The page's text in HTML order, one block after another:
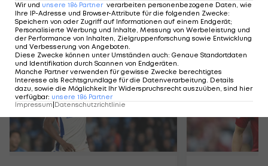
Mehr zum Thema
Wir und unsere 186 Partner verarbeiten personenbezogene Daten, wie
Ihre IP-Adresse und Browser-Attribute für die folgenden Zwecke:
Speichern von oder Zugriff auf Informationen auf einem Endgerät;
Personalisierte Werbung und Inhalte, Messung von Werbeleistung und
der Performance von Inhalten, Zielgruppenforschung sowie Entwicklung
und Verbesserung von Angeboten.
Diese Zwecke können unter Umständen auch: Genaue Standortdaten
und Identifikation durch Scannen von Endgeräten.
Manche Partner verwenden für gewisse Zwecke berechtigtes
Interesse als Rechtsgrundlage für die Datenverarbeitung. Details
dazu, sowie die Möglichkeit Ihr Widerspruchsrecht auszuüben, sind hier
verfügbar: unsere 186 Partner
Impressum Datenschutzrichtlinie